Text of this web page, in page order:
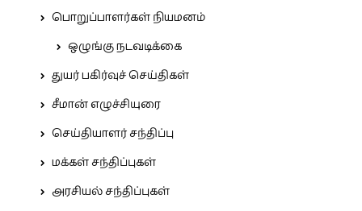
பொறுப்பாளர்கள் நியமனம்
ஒழுங்கு நடவடிக்கை
துயர் பகிர்வுச் செய்திகள்
சீமான் எழுச்சியுரை
செய்தியாளர் சந்திப்பு
மக்கள் சந்திப்புகள்
அரசியல் சந்திப்புகள்